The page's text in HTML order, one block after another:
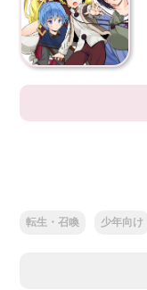
転生・召喚 少年向け